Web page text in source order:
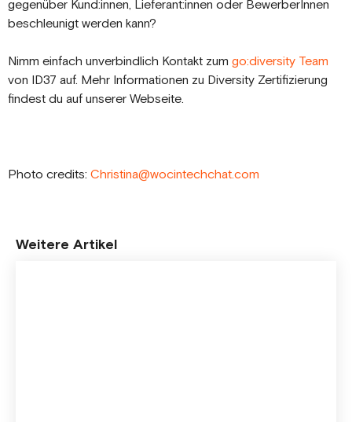
gegenüber Kund:innen, Lieferant:innen oder BewerberInnen
beschleunigt werden kann?
Nimm einfach unverbindlich Kontakt zum go:diversity Team
von ID37 auf. Mehr Informationen zu Diversity Zertifizierung
findest du auf unserer Webseite.
Photo credits: Christina@wocintechchat.com
Weitere Artikel